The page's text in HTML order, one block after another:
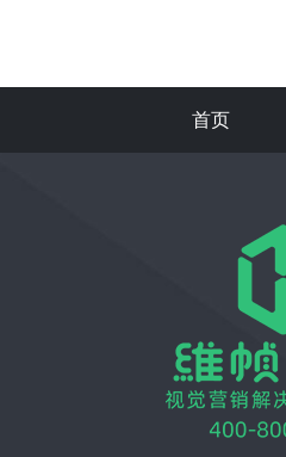
首页